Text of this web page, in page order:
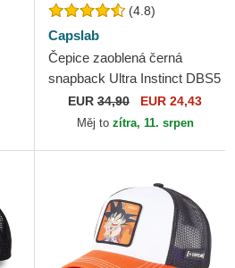
(4.8)
Capslab
Čepice zaoblená černá
snapback Ultra Instinct DBS5
SIG Son Goku Dragon Ball
Capslab
EUR 34,90 EUR 24,43
Měj to zítra, 11. srpen